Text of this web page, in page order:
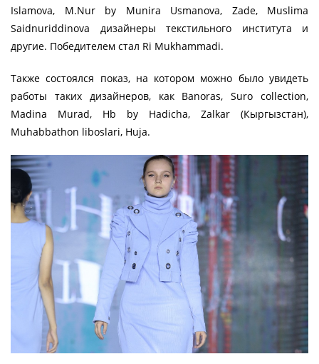
Islamova, M.Nur by Munira Usmanova, Zade, Muslima
Saidnuriddinova дизайнеры текстильного института и
другие. Победителем стал Ri Mukhammadi.
Также состоялся показ, на котором можно было увидеть
работы таких дизайнеров, как Banoras, Suro collection,
Madina Murad, Hb by Hadicha, Zalkar (Кыргызстан),
Muhabbathon liboslari, Huja.